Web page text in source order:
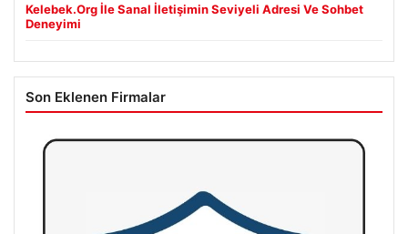
Kelebek.Org İle Sanal İletişimin Seviyeli Adresi Ve Sohbet
Deneyimi
Son Eklenen Firmalar